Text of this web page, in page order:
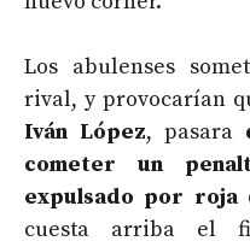
Los abulenses
rival, y provocarían
Iván López, pasara
cometer un
expulsado por roja
cuesta arriba el